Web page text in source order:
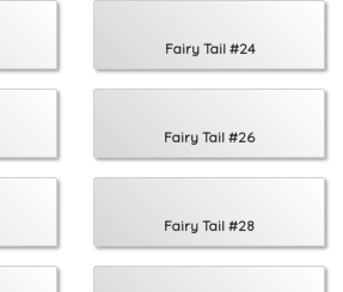
Fairy Tail #24
Fairy Tail #26
Fairy Tail #28